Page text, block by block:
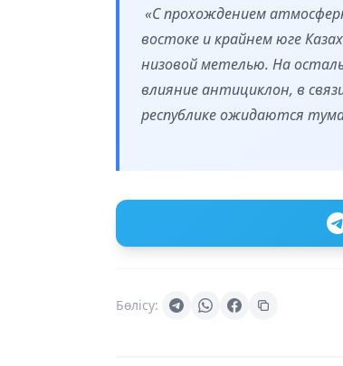
«С прохождением
востоке и крайнем юге
низовой метелью. На
влияние антициклон, в
республике ожидаются
Бөлісу: